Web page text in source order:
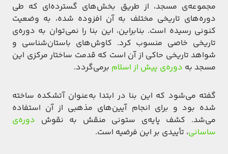
مجموعه‌ی مسجد، از طریق بخش‌های گسترده‌ای که طی
دوره‌های تاریخی مختلف به آن افزوده شده، به وضعیت
کنونی رسیده است. بنابراین، این بنا را نمی‌توان به دوره‌ی
تاریخی خاصی منسوب کرد. کاوش‌های باستان‌شناسی و
شواهد تاریخی حاکی از آن است که قدمت ساختار مرکزی این
مسجد به دوره‌ی پیش از اسلام برمی‌گردد.
گفته می‌شود که این بنا در ابتدا به‌عنوان آتشکده ساخته
شده بود و برای انجام آیین‌های مذهبی از آن استفاده
می‌شد. کشف پایه‌ی ستونی منقش به نقوش دوره‌ی
ساسانی، تأییدی بر این فرضیه است.